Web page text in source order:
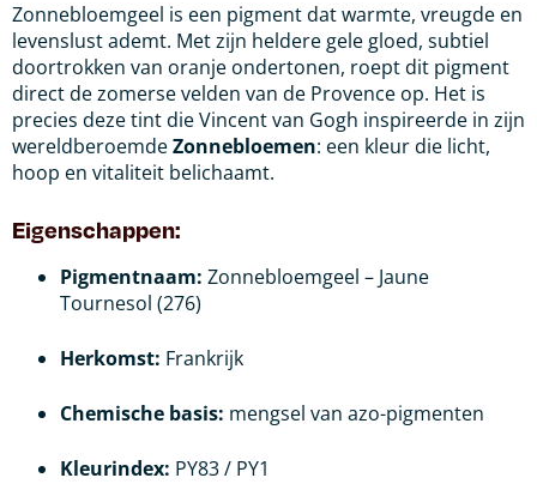
Zonnebloemgeel is een pigment dat warmte, vreugde en
levenslust ademt. Met zijn heldere gele gloed, subtiel
doortrokken van oranje ondertonen, roept dit pigment
direct de zomerse velden van de Provence op. Het is
precies deze tint die Vincent van Gogh inspireerde in zijn
wereldberoemdeZonnebloemen: een kleur die licht,
hoop en vitaliteit belichaamt.
Eigenschappen:
Pigmentnaam: Zonnebloemgeel – Jaune
Tournesol (276)
Herkomst: Frankrijk
Chemische basis: mengsel van azo-pigmenten
Kleurindex: PY83 / PY1